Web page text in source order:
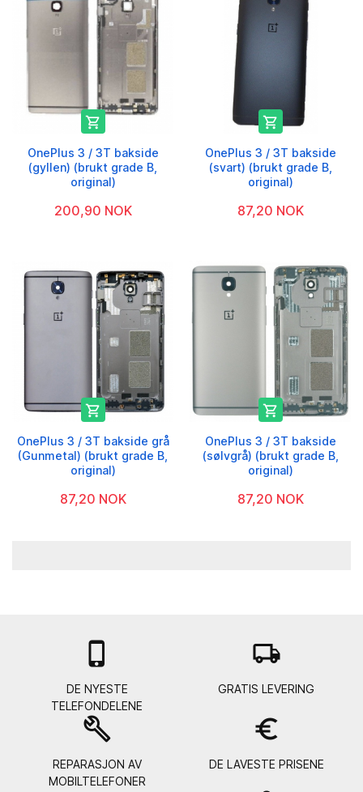

OnePlus 3 / 3T bakside
(gyllen) (brukt grade B,
original)
200,90 NOK

OnePlus 3 / 3T bakside
(svart) (brukt grade B,
original)
87,20 NOK

OnePlus 3 / 3T bakside grå
(Gunmetal) (brukt grade B,
original)
87,20 NOK

OnePlus 3 / 3T bakside
(sølvgrå) (brukt grade B,
original)
87,20 NOK

DE NYESTE
TELEFONDELENE
local_shipping
GRATIS LEVERING
build
REPARASJON AV
MOBILTELEFONER
euro_symbol
DE LAVESTE PRISENE